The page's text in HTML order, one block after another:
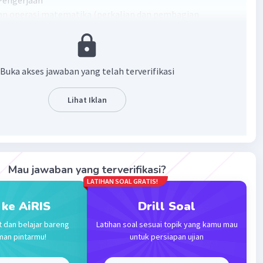
-6 + 3 - (-9)
Iklan
Level 64
6
·0.0(0)
Buka akses jawaban yang telah terverifikasi
Lihat Iklan
Mau jawaban yang terverifikasi?
AiRIS
dan belajar bareng
pintarmu!
LATIHAN SOAL GRATIS!
Drill Soal
Latihan soal sesuai topik yang kamu mau
untuk persiapan ujian